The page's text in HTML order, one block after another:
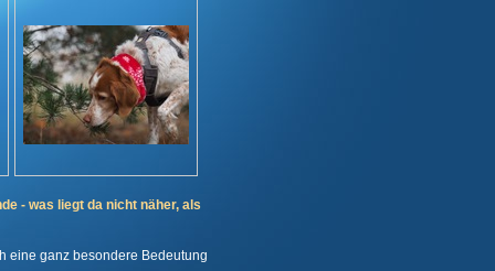
- was liegt da nicht näher, als
eine ganz besondere Bedeutung